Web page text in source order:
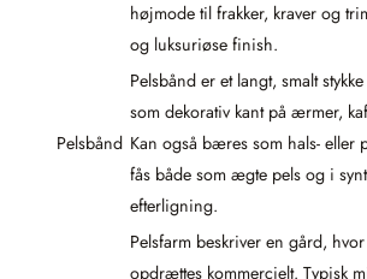
højmode til frakker, kraver og
og luksuriøse finish.
Pelsbånd
Pelsbånd er et langt, smalt
som dekorativ kant på ærmer,
Kan også bæres som hals- eller
fås både som ægte pels og i
efterligning.
Pelsfarm beskriver en gård,
opdrættes kommercielt. Typisk